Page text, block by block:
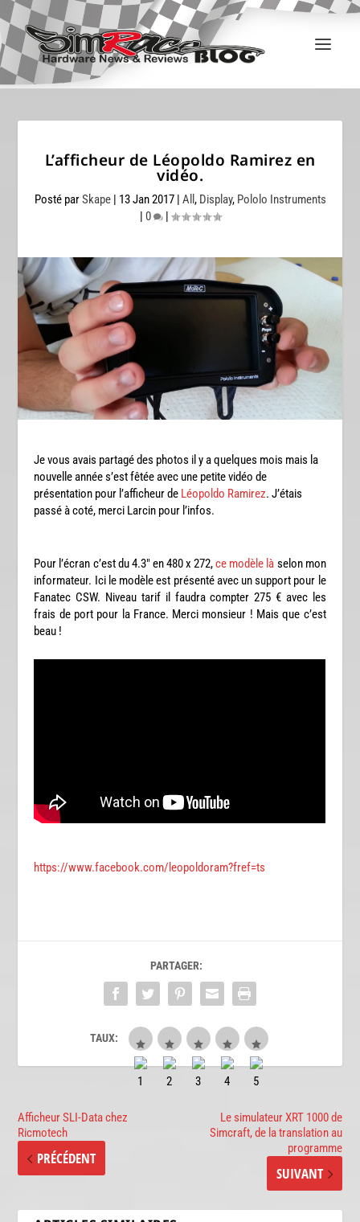
L’afficheur de Léopoldo Ramirez en
vidéo.
Posté parSkape| 13 Jan 2017| All , Display, Pololo Instruments
| 0 |
Je vous avais partagé des photos il y a quelques mois mais la
nouvelle année s’est fêtée avec une petite vidéo de
présentation pour l’afficheur de Léopoldo Ramirez. J’étais
passé à coté, merci Larcin pour l’infos.
Pour l’écran c’est du 4.3″ en 480 x 272,ce modèle là selon mon
informateur. Ici le modèle est présenté avec un support pour le
Fanatec CSW. Niveau tarif il faudra compter 275 € avec les
frais de port pour la France. Merci monsieur ! Mais que c’est
beau !
https://www.facebook.com/leopoldoram?fref=ts
PARTAGER:
TAUX:
Afficheur SLI-Data chez
Ricmotech
PRÉCÉDENT
Le simulateur XRT 1000 de
Simcraft, de la translation au
programme
SUIVANT